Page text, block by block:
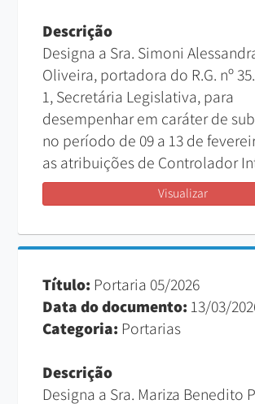
Descrição
Designa a Sra. Simoni
Oliveira, portadora do R.G. nº
1, Secretária Legislativa, para
desempenhar em caráter de
no período de 09 a 13 de
as atribuições de Controlador
Visualizar
Título: Portaria 05/2026
Data do documento: 13/03/
Categoria: Portarias
Descrição
Designa a Sra. Mariza Benedito